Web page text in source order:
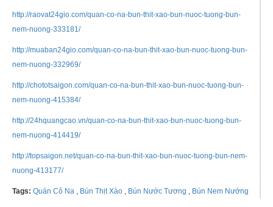
http://raovat24gio.com/quan-co-na-bun-thit-xao-bun-nuoc-tuong-bun-
nem-nuong-333181/
http://muaban24gio.com/quan-co-na-bun-thit-xao-bun-nuoc-tuong-bun-
nem-nuong-332969/
http://chototsaigon.com/quan-co-na-bun-thit-xao-bun-nuoc-tuong-bun-
nem-nuong-415384/
http://24hquangcao.vn/quan-co-na-bun-thit-xao-bun-nuoc-tuong-bun-
nem-nuong-414419/
http://topsaigon.net/quan-co-na-bun-thit-xao-bun-nuoc-tuong-bun-nem-
nuong-413177/
Tags: Quán Cô Na , Bún Thịt Xào , Bún Nước Tương , Bún Nem Nướng